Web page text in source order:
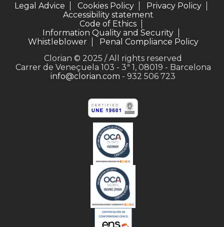
Legal Advice Cookies Policy
Privacy Policy
Accessibility statement
Code of Ethics
Information Quality and Security
Whistleblower
Penal Compliance Policy
Clorian © 2025 / All rights reserved
Carrer de Veneçuela 103 - 3ª 1, 08019 - Barcelona
info@clorian.com - 932 506 723